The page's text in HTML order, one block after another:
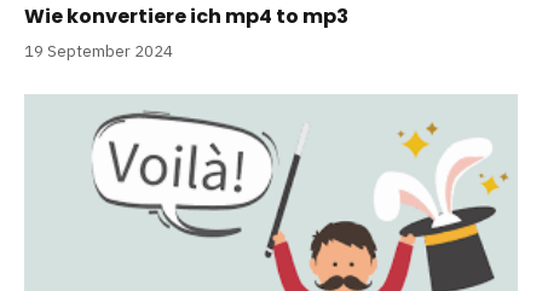
Wie konvertiere ich mp4 to mp3
19 September 2024